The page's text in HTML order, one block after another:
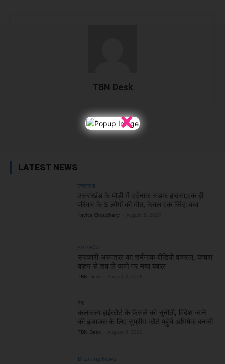
×
TBN Desk
X
LATEST NEWS
उत्तराखंड
उत्तराखंड के पौड़ी में दर्दनाक सड़क हादसा,एक ही
परिवार के 5 लोगों की मौत, केवल एक जिंदा बचा
Kavita Choudhary
मध्य प्रदेश
सरकारी अस्पताल का शर्मनाक वीडियो वायरल, कचरा
वाहन से शव ले जाने पर मचा बवाल
TBN Desk
देश
कलकत्ता हाईकोर्ट के फैसले को चुनौती, विदेश जाने
की इजाजत के लिए सुप्रीम कोर्ट पहुंचे अभिषेक बनर्जी
TBN Desk
Breaking News